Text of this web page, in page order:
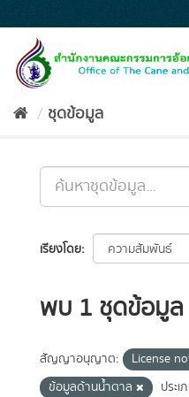
to
content
ชุดข้อมูล
เรียงโดย
พบ 1 ชุดข้อมูล
สัญญาอนุญาต: License
ข้อมูลด้านน้ำตาล
ประ